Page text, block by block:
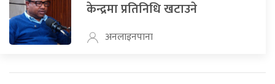
केन्द्रमा प्रतिनिधि खटाउने
अनलाइनपाना